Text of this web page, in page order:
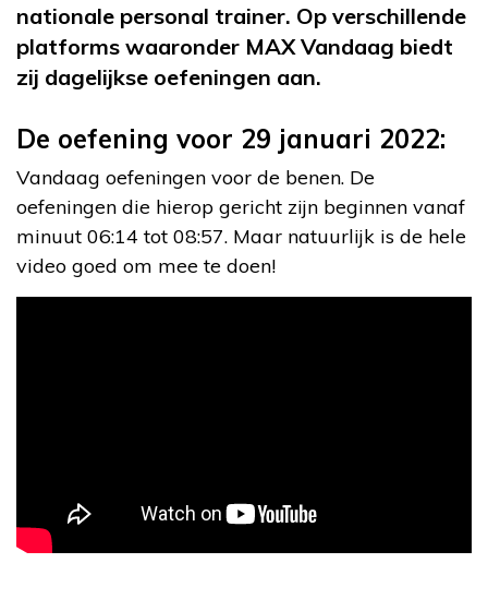
nationale personal trainer. Op verschillende
platforms waaronder MAX Vandaag biedt
zij dagelijkse oefeningen aan.
De oefening voor 29 januari 2022:
Vandaag oefeningen voor de benen. De
oefeningen die hierop gericht zijn beginnen vanaf
minuut 06:14 tot 08:57. Maar natuurlijk is de hele
video goed om mee te doen!